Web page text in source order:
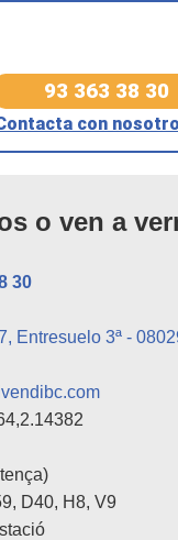
93 363 38 30
con
o ven a
30
Entresuelo 3ª -
D40, H8, V9